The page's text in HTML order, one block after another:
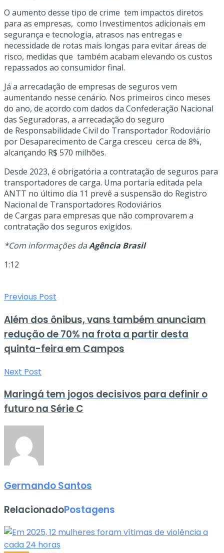
O aumento desse tipo de crime tem impactos diretos
para as empresas, como Investimentos adicionais em
segurança e tecnologia, atrasos nas entregas e
necessidade de rotas mais longas para evitar áreas de
risco, medidas que também acabam elevando os custos
repassados ao consumidor final.
Já a arrecadação de empresas de seguros vem
aumentando nesse cenário. Nos primeiros cinco meses
do ano, de acordo com dados da Confederação Nacional
das Seguradoras, a arrecadação do seguro
de Responsabilidade Civil do Transportador Rodoviário
por Desaparecimento de Carga cresceu cerca de 8%,
alcançando R$ 570 milhões.
Desde 2023, é obrigatória a contratação de seguros para
transportadores de carga. Uma portaria editada pela
ANTT no último dia 11 prevê a suspensão do Registro
Nacional de Transportadores Rodoviários
de Cargas para empresas que não comprovarem a
contratação dos seguros exigidos.
*Com informações daAgência Brasil
1:12
Previous Post
Além dos ônibus, vans também anunciam
redução de 70% na frota a partir desta
quinta-feira em Campos
Next Post
Maringá tem jogos decisivos para definir o
futuro na Série C
Germando Santos
RelacionadoPostagens